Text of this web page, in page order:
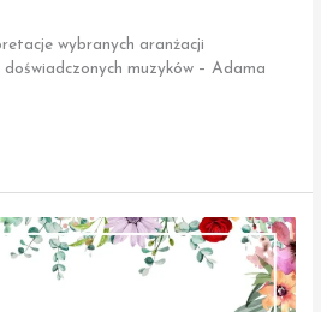
wybranych aranżacji
muzyków – Adama